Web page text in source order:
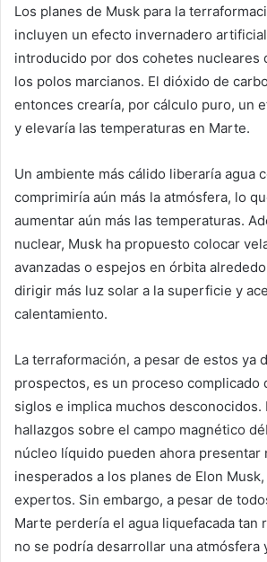
Los planes de Musk para la
incluyen un efecto invernadero
introducido por dos cohetes nucleares
los polos marcianos. El dióxido de
entonces crearía, por cálculo puro, un
y elevaría las temperaturas en Marte.
Un ambiente más cálido liberaría agua
comprimiría aún más la atmósfera, lo
aumentar aún más las temperaturas.
nuclear, Musk ha propuesto colocar
avanzadas o espejos en órbita
dirigir más luz solar a la superficie y
calentamiento.
La terraformación, a pesar de estos ya
prospectos, es un proceso complicado
siglos e implica muchos desconocidos.
hallazgos sobre el campo magnético
núcleo líquido pueden ahora presentar
inesperados a los planes de Elon
expertos. Sin embargo, a pesar de
Marte perdería el agua liquefacada tan
no se podría desarrollar una atmósfera